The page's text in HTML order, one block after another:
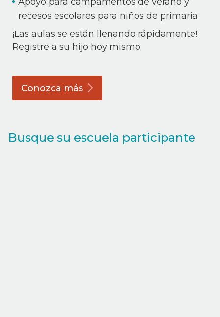
recesos escolares para niños de primaria
¡Las aulas se están llenando rápidamente!
Registre a su hijo hoy mismo.
Conozca más
Busque su escuela participante